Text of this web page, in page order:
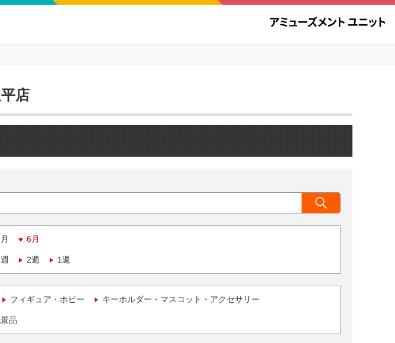
店
6月
2週 1週
フィギュア・ホビー キーホルダー・マスコット・アクセサリー
品